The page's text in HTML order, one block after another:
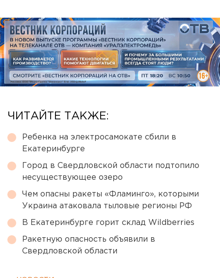
ЧИТАЙТЕ ТАКЖЕ:
Ребенка на электросамокате сбили в
Екатеринбурге
Город в Свердловской области подтопило
несуществующее озеро
Чем опасны ракеты «Фламинго», которыми
Украина атаковала тыловые регионы РФ
В Екатеринбурге горит склад Wildberries
Ракетную опасность объявили в
Свердловской области